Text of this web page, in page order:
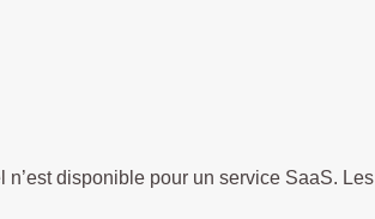
disponible pour un service SaaS. Les